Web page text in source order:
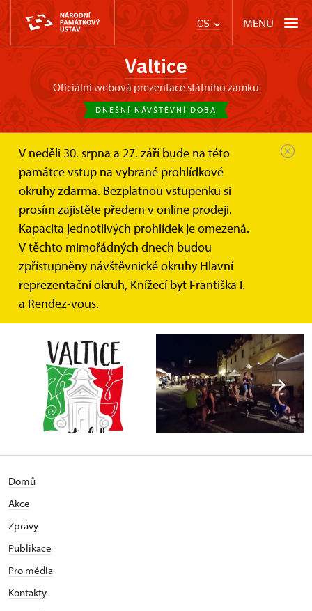
CS MENU
Valtice
oficiální webová prezentace státního zámku
DNEŠNÍ NÁVŠTĚVNÍ DOBA
V neděli 30. srpna a 27. září bude na této
památce vstup na vybrané prohlídkové
okruhy zdarma. Bezplatnou vstupenku si
prosím zajistěte předem v online prodeji.
Kapacita jednotlivých prohlídek je omezená.
V těchto mimořádných dnech budou
zpřístupněny návštěvnické okruhy Hlavní
reprezentační okruh, Knížecí byt Františka I.
a Rendez-vous.
Zámek Valtice Akce Letní pití vína 2019
LETNÍ PITÍ VÍNA & GASTRO
FESTIVAL NA DVOŘE ZÁMKU
VALTICE ANEB VALTICE PO
ITALSKU 2019
Fotky báječné atmosféry začátku července 2019
Domů
Akce
Zprávy
Publikace
Pro média
Kontakty